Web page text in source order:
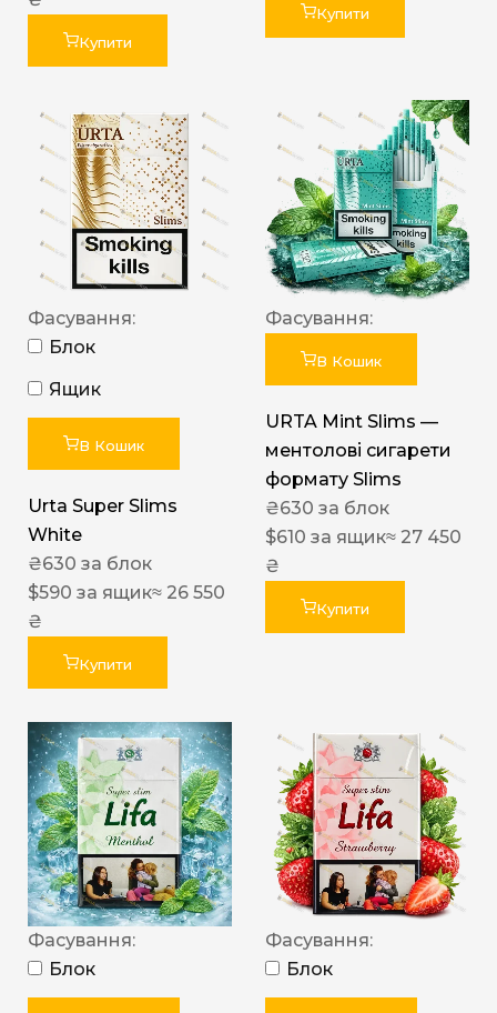
Купити
Купити
Фасування:
Блок
Ящик
В Кошик
Urta Super Slims
White
₴630 за блок
$590 за ящик≈ 26 550
₴
Купити
Фасування:
В Кошик
URTA Mint Slims —
ментолові сигарети
формату Slims
₴630 за блок
$610 за ящик≈ 27 450
₴
Купити
Фасування:
Блок
Фасування:
Блок